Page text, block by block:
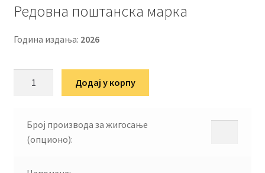
Редовна поштанска марка
Година издања: 2026
ПАС
2026
Додај у корпу
Број производа за жигосање
(опционо):